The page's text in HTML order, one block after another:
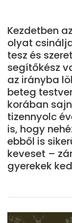
Kezdetben
olyat
tesz és
segítőkész
az irányba
beteg
korában
tizennyolc
is, hogy
ebből is
keveset –
gyerekek